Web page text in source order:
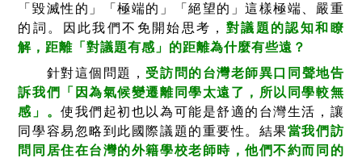
「毀滅性的」「極端的」「絕望的」這樣極端、嚴重
的詞。因此我們不免開始思考， 對議題的認知和瞭
解，距離「對議題有感」的距離為什麼有些遠？
針對這個問題， 受訪問的台灣老師異口同聲地告
訴我們「因為氣候變遷離同學太遠了，所以同學較無
感」。使我們起初也以為可能是舒適的台灣生活，讓
同學容易忽略到此國際議題的重要性。結果當我們訪
問同居住在台灣的外籍學校老師時，他們不約而同的